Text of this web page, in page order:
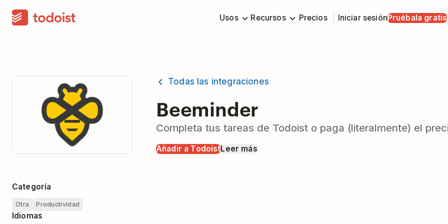
Usos Recursos Precios Iniciar sesiónPruébala gratis
Todas las integraciones
Beeminder
Completa tus tareas de Todoist o paga (literalmente) el
Añadir a TodoistLeer más
Categoría
Otra Productividad
Idiomas